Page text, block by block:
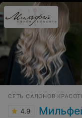
СЕТЬ САЛОНОВ
4.9